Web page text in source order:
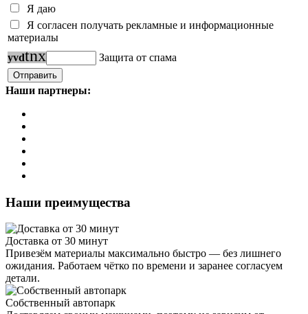
Я даю
Я согласен получать рекламные и информационные
материалы
yvdtnx Защита от спама
Наши партнеры:
Наши преимущества
Доставка от 30 минут
Привезём материалы максимально быстро — без лишнего
ожидания. Работаем чётко по времени и заранее согласуем
детали.
Собственный автопарк